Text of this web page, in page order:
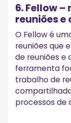
6. Fellow
reuniões
O Fellow é
reuniões que
de reuniões e
ferramenta
trabalho de
processos de